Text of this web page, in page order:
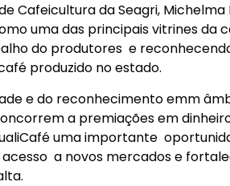
Cafeicultura da Seagri, Michelma
uma das principais vitrines da
do produtores e
produzido no estado.
e do reconhecimento emm
a premiações em
uma importante
a novos mercados e